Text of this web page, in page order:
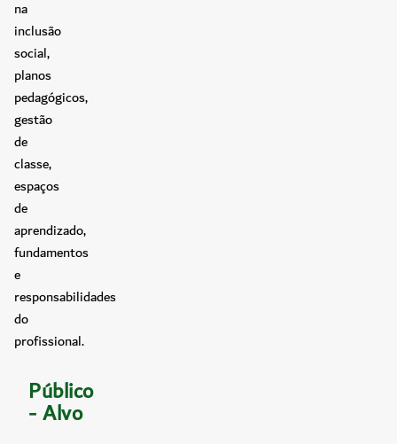
na
inclusão
social,
planos
pedagógicos,
gestão
de
classe,
espaços
de
aprendizado,
fundamentos
e
responsabilidades
do
profissional.
Público
- Alvo